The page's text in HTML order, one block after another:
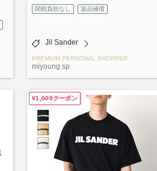
関税負担なし 返品補償
Jil Sander
PREMIUM PERSONAL SHOPPER
miyoung.sp
¥1,000クーポン